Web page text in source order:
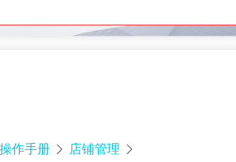
作手册  店铺管理 